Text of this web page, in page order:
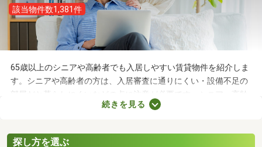
該当物件数1,381件
65歳以上のシニアや高齢者でも入居しやすい賃貸物件を紹介しま
す。シニアや高齢者の方は、入居審査に通りにくい・設備不足の
部屋だと暮らしにくいなどの点に注意が必要です。シニア・高齢
者向けの物件はバリアフリー仕様が多いので、足腰が悪くても不
めにも、お気に入りの物件を見つけてくださいね。
続きを見る
探し方を選ぶ